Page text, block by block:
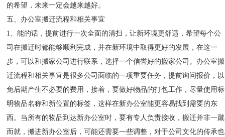
的希望，未来一定会越来越好。
五、办公室搬迁流程和相关事宜
1、能的话，提前进行一次全面的清扫，让新环境更舒适，希望每个公
司在搬迁时都能够顺利完成，并在新环境中取得更好的发展，在这一
步，可以和搬家公司进行联系，选择一个信誉好的搬家公司。办公室搬
迁流程和相关事宜是很多公司面临的一项重要任务，提前询问报价，以
免后期产生不必要的费用，接着，要做好物品的打包工作，尽量使用标
明物品名称和新位置的标签，这样在新办公室能更容易找到需要的东
西。当所有的物品到达新办公室时，要有专人负责接收，搬迁并非一蹴
而就，搬进新办公室后，可能还需要一些调整，对于公司文化的传承也